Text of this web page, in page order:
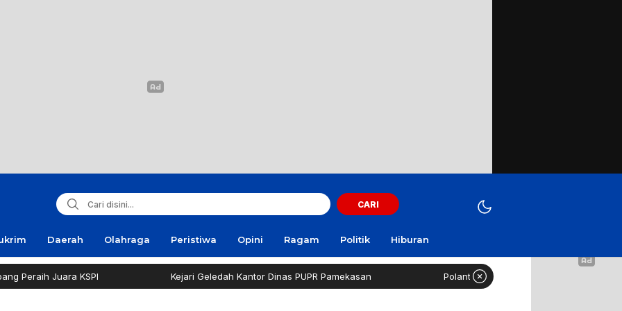
CARI
Daerah Olahraga Peristiwa Opini Ragam Politik Hiburan
Juara KSPI Kejari Geledah Kantor Dinas PUPR Pamekasan Polantas Sampang Imbau Latihan Gerak